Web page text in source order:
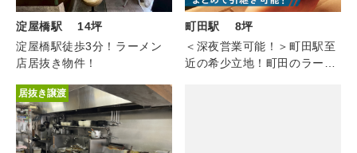
淀屋橋駅 14坪
淀屋橋駅徒歩3分！ラーメン
店居抜き物件！
町田駅 8坪
＜深夜営業可能！＞町田駅至
近の希少立地！町田のラーメ
居抜き譲渡